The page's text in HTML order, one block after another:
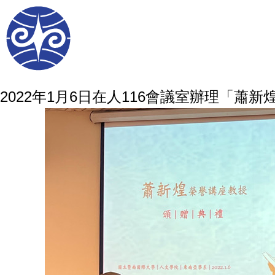
2022年1月6日在人116會議室辦理「蕭新